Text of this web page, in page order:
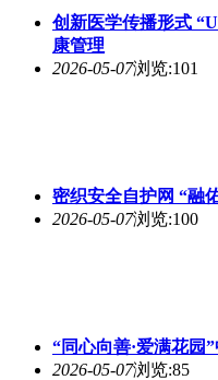
创新医学传播形式
康管理
2026-05-07浏览:101
密织安全自护网 “融
2026-05-07浏览:100
“同心向善·爱满花园
2026-05-07浏览:85